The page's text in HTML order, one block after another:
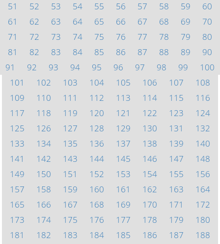
51
52 53 54 55 56 57 58 59
60
61
62 63 64 65 66 67 68 69
70
71
72 73 74 75 76 77 78 79
80
81
82 83 84 85 86 87 88 89
90
91
92 93 94 95 96 97 98 99
100
101
102 103 104 105 106 107
108
109
110 111 112 113 114 115
116
117
118 119 120 121 122 123
124
125
126 127 128 129 130 131
132
133
134 135 136 137 138 139
140
141
142 143 144 145 146 147
148
149
150 151 152 153 154 155
156
157
158 159 160 161 162 163
164
165
166 167 168 169 170 171
172
173
174 175 176 177 178 179
180
181
182 183 184 185 186 187
188